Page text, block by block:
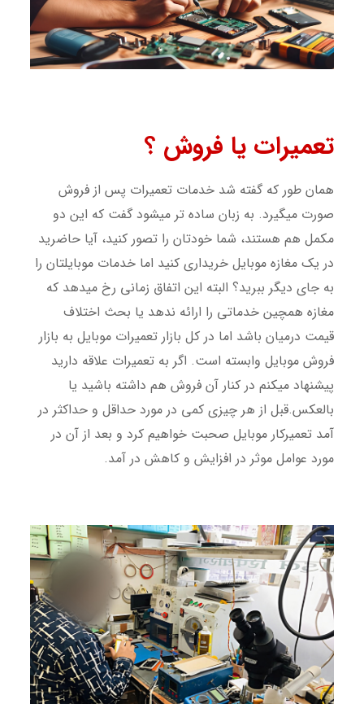
تعمیرات یا فروش ؟
همان طور که گفته شد خدمات تعمیرات پس از فروش
صورت میگیرد. به زبان ساده تر میشود گفت که این دو
مکمل هم هستند، شما خودتان را تصور کنید، آیا حاضرید
در یک مغازه موبایل خریداری کنید اما خدمات موبایلتان را
به جای دیگر ببرید؟ البته این اتفاق زمانی رخ میدهد که
مغازه همچین خدماتی را ارائه ندهد یا بحث اختلاف
قیمت درمیان باشد اما در کل بازار تعمیرات موبایل به بازار
فروش موبایل وابسته است. اگر به تعمیرات علاقه دارید
پیشنهاد میکنم در کنار آن فروش هم داشته باشید یا
بالعکس.قبل از هر چیزی کمی در مورد حداقل و حداکثر در
آمد تعمیرکار موبایل صحبت خواهیم کرد و بعد از آن در
مورد عوامل موثر در افزایش و کاهش در آمد.